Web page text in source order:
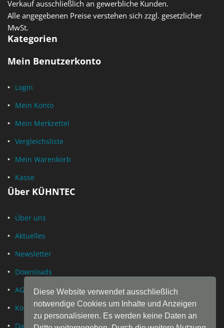
Diese Website verwendet ausschließlich
notwendige Cookies um Inhalte und Anzeigen
zu personalisieren. Es werden keine Daten an
Verkauf ausschließlich an gewerbliche Kunden.
Alle angegebenen Preise verstehen sich zzgl. gesetzlicher
MwSt.
Kategorien
Mein Benutzerkonto
Login
Mein Konto
Mein Merkzettel
Vergleichsliste
Mein Warenkorb
Kasse
Über KÜHNTEC
Über uns
Aktuelles
Newsletter
Downloads
AGB
Kontakt
Datenschutz